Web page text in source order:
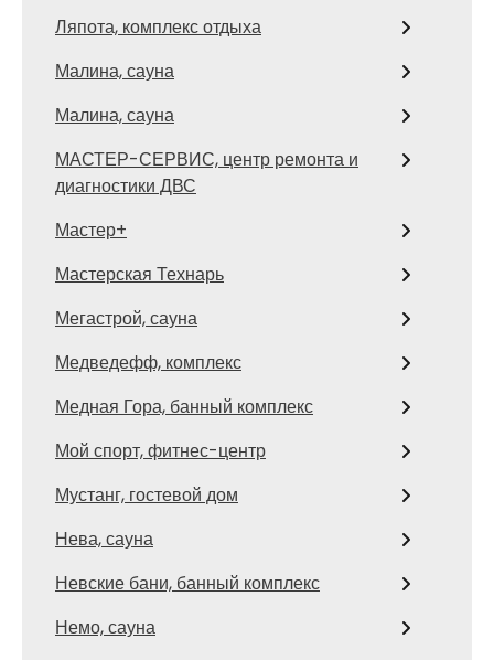
Ляпота, комплекс отдыха
Малина, сауна
Малина, сауна
МАСТЕР-СЕРВИС, центр ремонта и
диагностики ДВС
Мастер+
Мастерская Технарь
Мегастрой, сауна
Медведефф, комплекс
Медная Гора, банный комплекс
Мой спорт, фитнес-центр
Мустанг, гостевой дом
Нева, сауна
Невские бани, банный комплекс
Немо, сауна